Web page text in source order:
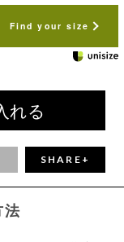
Find your size
れる
SHARE+
法